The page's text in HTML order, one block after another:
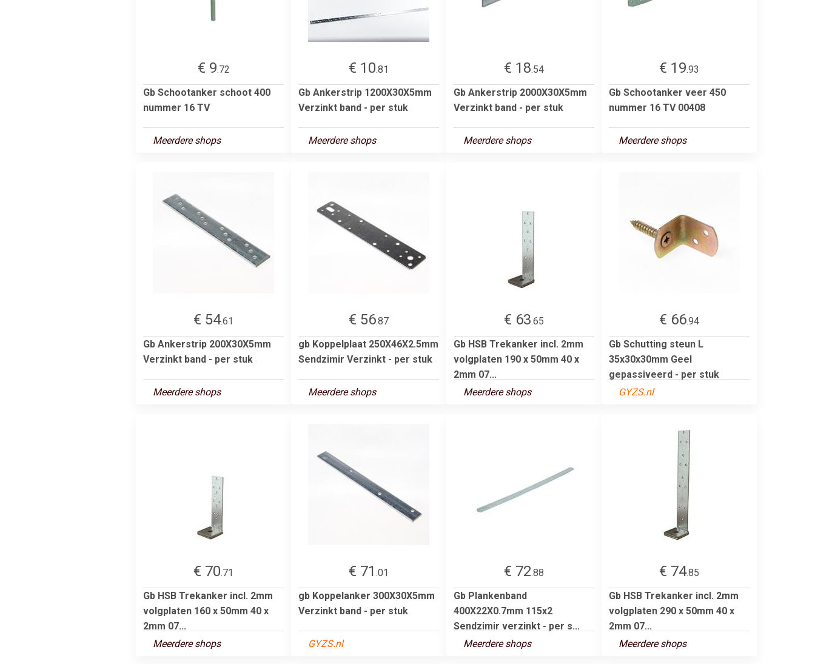
€ 9.72
Gb Schootanker schoot 400
nummer 16 TV
Meerdere shops
€ 10.81
Gb Ankerstrip 1200X30X5mm
Verzinkt band - per stuk
Meerdere shops
€ 18.54
Gb Ankerstrip 2000X30X5mm
Verzinkt band - per stuk
Meerdere shops
€ 19.93
Gb Schootanker veer 450
nummer 16 TV 00408
Meerdere shops
€ 54.61
Gb Ankerstrip 200X30X5mm
Verzinkt band - per stuk
Meerdere shops
€ 56.87
gb Koppelplaat 250X46X2.5mm
Sendzimir Verzinkt - per stuk
Meerdere shops
€ 63.65
Gb HSB Trekanker incl. 2mm
volgplaten 190 x 50mm 40 x
2mm 07...
Meerdere shops
€ 66.94
Gb Schutting steun L
35x30x30mm Geel
gepassiveerd - per stuk
GYZS.nl
€ 70.71
Gb HSB Trekanker incl. 2mm
volgplaten 160 x 50mm 40 x
2mm 07...
Meerdere shops
€ 71 .01
gb Koppelanker 300X30X5mm
Verzinkt band - per stuk
GYZS.nl
€ 72.88
Gb Plankenband
400X22X0.7mm 115x2
Sendzimir verzinkt - per s...
Meerdere shops
€ 74.85
Gb HSB Trekanker incl. 2mm
volgplaten 290 x 50mm 40 x
2mm 07...
Meerdere shops